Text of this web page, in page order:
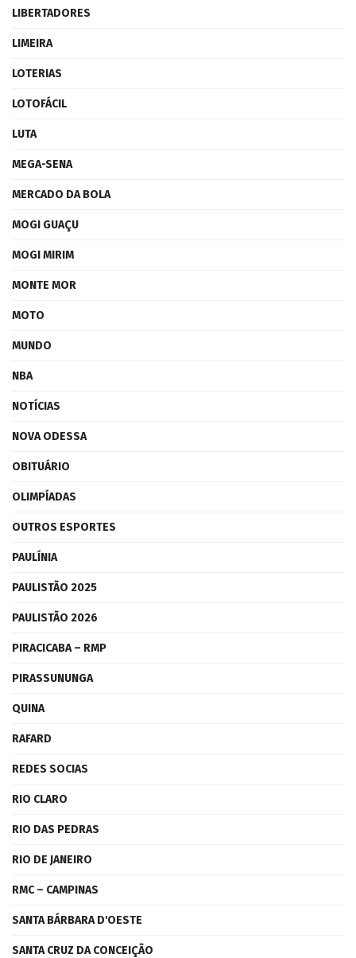
LIBERTADORES
LIMEIRA
LOTERIAS
LOTOFÁCIL
LUTA
MEGA-SENA
MERCADO DA BOLA
MOGI GUAÇU
MOGI MIRIM
MONTE MOR
MOTO
MUNDO
NBA
NOTÍCIAS
NOVA ODESSA
OBITUÁRIO
OLIMPÍADAS
OUTROS ESPORTES
PAULÍNIA
PAULISTÃO 2025
PAULISTÃO 2026
PIRACICABA – RMP
PIRASSUNUNGA
QUINA
RAFARD
REDES SOCIAS
RIO CLARO
RIO DAS PEDRAS
RIO DE JANEIRO
RMC – CAMPINAS
SANTA BÁRBARA D'OESTE
SANTA CRUZ DA CONCEIÇÃO